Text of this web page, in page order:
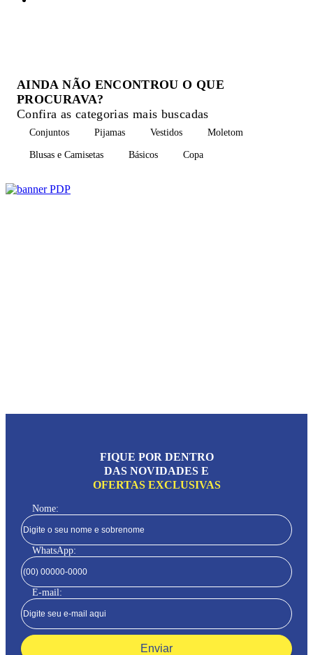
AINDA NÃO ENCONTROU O QUE
PROCURAVA?
Confira as categorias mais buscadas
Conjuntos Pijamas Vestidos Moletom
Blusas e Camisetas Básicos Copa
FIQUE POR DENTRO
DAS NOVIDADES E
OFERTAS EXCLUSIVAS
Nome:
WhatsApp:
E-mail:
Enviar